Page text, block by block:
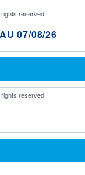
reserved.
07/08/26
reserved.